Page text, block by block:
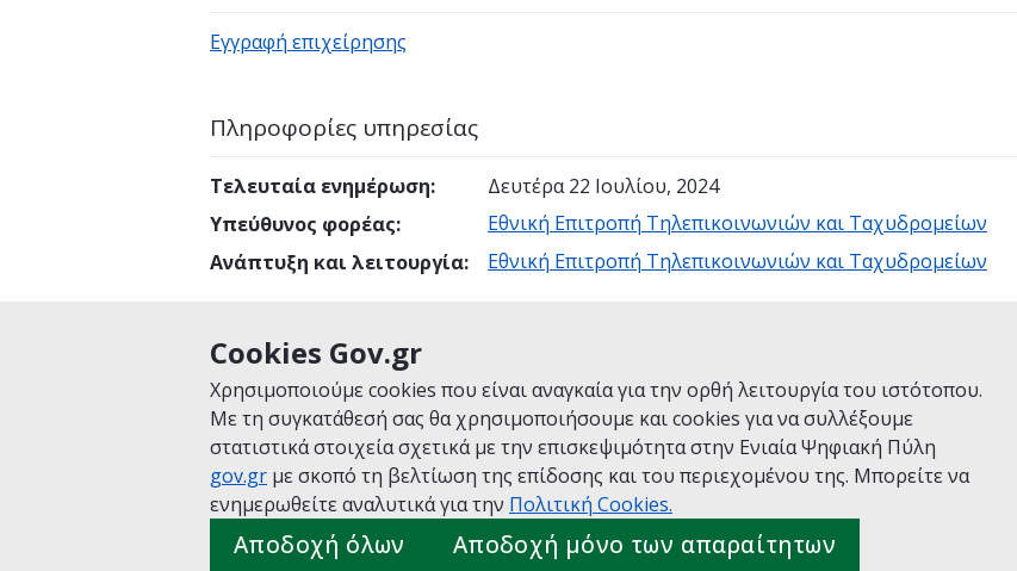
Cookies Gov.gr
Χρησιμοποιούμε cookies που είναι αναγκαία για την ορθή λειτουργία του ιστότοπου.
Με τη συγκατάθεσή σας θα χρησιμοποιήσουμε και cookies για να συλλέξουμε
στατιστικά στοιχεία σχετικά με την επισκεψιμότητα στην Ενιαία Ψηφιακή Πύλη
gov.gr με σκοπό τη βελτίωση της επίδοσης και του περιεχομένου της. Μπορείτε να
ενημερωθείτε αναλυτικά για την Πολιτική Cookies.
Αποδοχή όλων Αποδοχή μόνο των απαραίτητων
Εγγραφή επιχείρησης
Πληροφορίες υπηρεσίας
Τελευταία ενημέρωση:
Δευτέρα 22 Ιουλίου, 2024
Υπεύθυνος φορέας:
Εθνική Επιτροπή Τηλεπικοινωνιών και Ταχυδρομείων
Ανάπτυξη και λειτουργία: Εθνική Επιτροπή Τηλεπικοινωνιών και Ταχυδρομείων
Είναι χρήσιμη αυτή η σελίδα;
ΑρχικήΣχετικά με το gov.grΌροι ΧρήσηςΠολιτική ΑπορρήτουΔήλωση προσβασιμότητας
Πολιτική cookiesΠροτάσεις για το gov.gr
Υλοποίηση από το Υπουργείο Ψηφιακής Διακυβέρνησης Ελληνικά